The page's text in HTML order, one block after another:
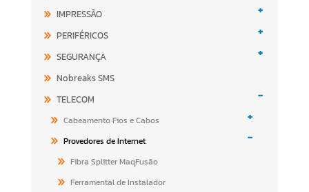
IMPRESSÃO +
PERIFÉRICOS +
SEGURANÇA +
Nobreaks SMS
TELECOM
-
Cabeamento Fios e Cabos +
Provedores de Internet -
Fibra Splitter MaqFusão
Ferramental de Instalador